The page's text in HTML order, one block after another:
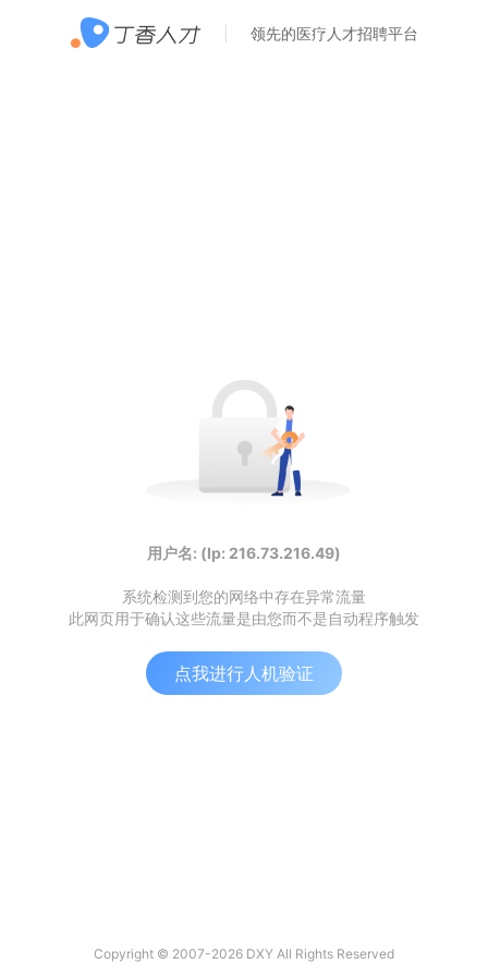
领先的医疗人才招聘平台
用户名: (Ip: 216.73.216.49)
系统检测到您的网络中存在异常流量
此网页用于确认这些流量是由您而不是自动程序触发
点我进行人机验证
Copyright © 2007-2026 DXY All Rights Reserved